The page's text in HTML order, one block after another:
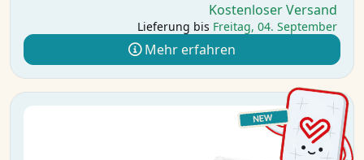
Kostenloser Versand
Lieferung bis Freitag, 04. September
Mehr erfahren